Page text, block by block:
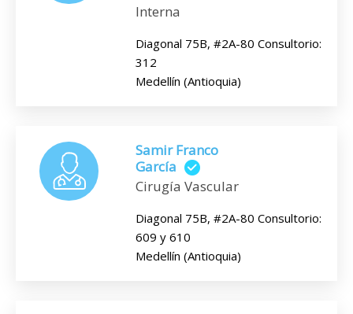
Interna
Diagonal 75B, #2A-80 Consultorio:
312
Medellín (Antioquia)
Samir Franco
García
Cirugía Vascular
Diagonal 75B, #2A-80 Consultorio:
609 y 610
Medellín (Antioquia)